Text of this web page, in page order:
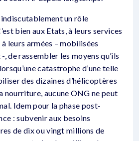
un rôle
bien aux Etats, à leurs services
leurs armées – mobilisées
de rassembler les moyens qu’ils
catastrophe d’une telle
des dizaines d’hélicoptères
nourriture, aucune ONG ne peut
Idem pour la phase post-
: subvenir aux besoins
de dix ou vingt millions de